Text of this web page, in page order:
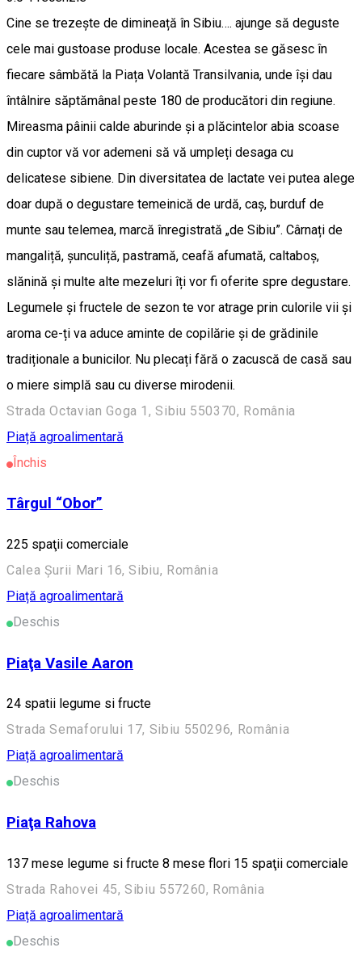
Cine se trezește de dimineață în Sibiu…. ajunge să deguste
cele mai gustoase produse locale. Acestea se găsesc în
fiecare sâmbătă la Piața Volantă Transilvania, unde își dau
întâlnire săptămânal peste 180 de producători din regiune.
Mireasma pâinii calde aburinde și a plăcintelor abia scoase
din cuptor vă vor ademeni să vă umpleți desaga cu
delicatese sibiene. Din diversitatea de lactate vei putea alege
doar după o degustare temeinică de urdă, caș, burduf de
munte sau telemea, marcă înregistrată „de Sibiu”. Cârnați de
mangaliță, șunculiță, pastramă, ceafă afumată, caltaboș,
slănină și multe alte mezeluri îți vor fi oferite spre degustare.
Legumele și fructele de sezon te vor atrage prin culorile vii și
aroma ce-ți va aduce aminte de copilărie și de grădinile
tradiționale a bunicilor. Nu plecați fără o zacuscă de casă sau
o miere simplă sau cu diverse mirodenii.
Strada Octavian Goga 1, Sibiu 550370, România
Piață agroalimentară
Închis
Târgul “Obor”
225 spaţii comerciale
Calea Șurii Mari 16, Sibiu, România
Piață agroalimentară
Deschis
Piaţa Vasile Aaron
24 spatii legume si fructe
Strada Semaforului 17, Sibiu 550296, România
Piață agroalimentară
Deschis
Piaţa Rahova
137 mese legume si fructe 8 mese flori 15 spaţii comerciale
Strada Rahovei 45, Sibiu 557260, România
Piață agroalimentară
Deschis